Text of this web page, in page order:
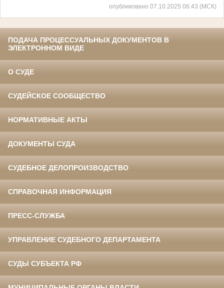
опубликовано 07.10.2025 06:43 (МСК)
ПОДАЧА ПРОЦЕССУАЛЬНЫХ ДОКУМЕНТОВ В
ЭЛЕКТРОННОМ ВИДЕ
О СУДЕ
СУДЕЙСКОЕ СООБЩЕСТВО
НОРМАТИВНЫЕ АКТЫ
ДОКУМЕНТЫ СУДА
СУДЕБНОЕ ДЕЛОПРОИЗВОДСТВО
СПРАВОЧНАЯ ИНФОРМАЦИЯ
ПРЕСС-СЛУЖБА
УПРАВЛЕНИЕ СУДЕБНОГО ДЕПАРТАМЕНТА
СУДЫ СУБЪЕКТА РФ